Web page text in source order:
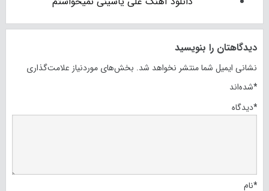
دیدگاهتان را بنویسید
نشانی ایمیل شما منتشر نخواهد شد. بخش‌های موردنیاز علامت‌گذاری
شده‌اند*
دیدگاه*
نام*